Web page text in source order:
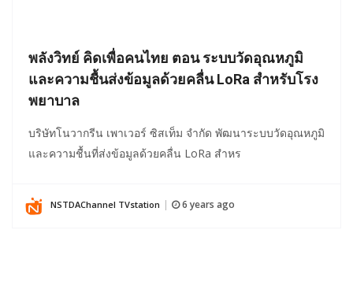
พลังวิทย์ คิดเพื่อคนไทย ตอน ระบบวัดอุณหภูมิ
และความชื้นส่งข้อมูลด้วยคลื่น LoRa สำหรับโรง
พยาบาล
บริษัทโนวากรีน เพาเวอร์ ซิสเท็ม จำกัด พัฒนาระบบวัดอุณหภูมิ
และความชื้นที่ส่งข้อมูลด้วยคลื่น LoRa สำหร
NSTDAChannel TVstation 6 years ago